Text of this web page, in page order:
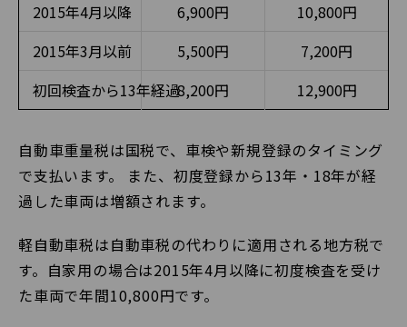
2015年4月以降 6,900円
10,800円
2015年3月以前
5,500円
7,200円
初回検査から13年経過8,200円 12,900円
自動車重量税は国税で、車検や新規登録のタイミング
で支払います。 また、初度登録から13年・18年が経
過した車両は増額されます。
軽自動車税は自動車税の代わりに適用される地方税で
す。自家用の場合は2015年4月以降に初度検査を受け
た車両で年間10,800円です。